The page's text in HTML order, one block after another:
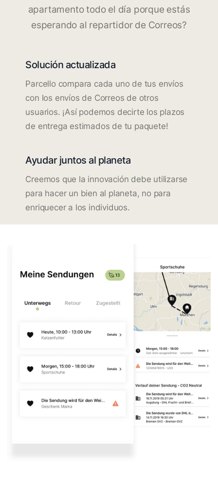
apartamento todo el día porque estás
esperando al repartidor de Correos?
Solución actualizada
Parcello compara cada uno de tus envíos
con los envíos de Correos de otros
usuarios. ¡Así podemos decirte los plazos
de entrega estimados de tu paquete!
Ayudar juntos al planeta
Creemos que la innovación debe utilizarse
para hacer un bien al planeta, no para
enriquecer a los individuos.